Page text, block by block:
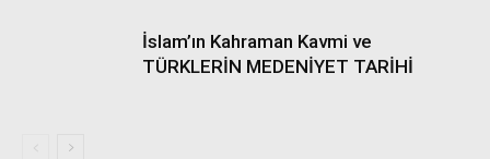
İslam’ın Kahraman Kavmi ve
TÜRKLERİN MEDENİYET TARİHİ